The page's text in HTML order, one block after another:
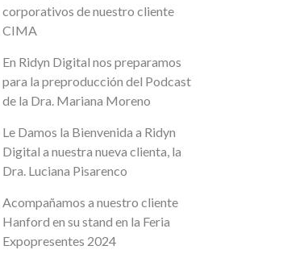
corporativos de nuestro cliente
CIMA
En Ridyn Digital nos preparamos
para la preproducción del Podcast
de la Dra. Mariana Moreno
Le Damos la Bienvenida a Ridyn
Digital a nuestra nueva clienta, la
Dra. Luciana Pisarenco
Acompañamos a nuestro cliente
Hanford en su stand en la Feria
Expopresentes 2024